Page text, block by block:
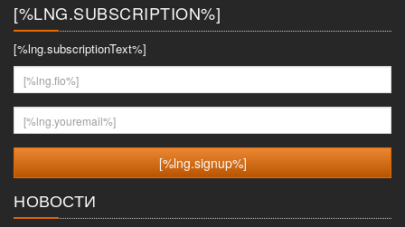
[%LNG.SUBSCRIPTION%]
[%lng.subscriptionText%]
[%lng.fio%]
[%lng.youremail%]
НОВОСТИ